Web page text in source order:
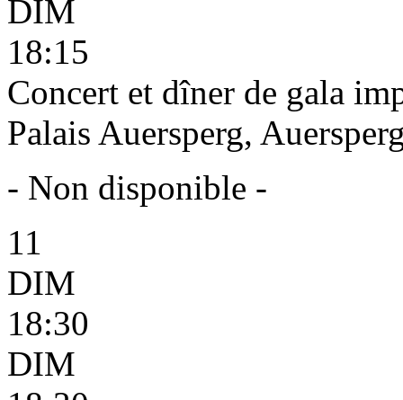
DIM
18:15
Concert et dîner de gala
Palais Auersperg,
- Non disponible -
11
DIM
18:30
DIM